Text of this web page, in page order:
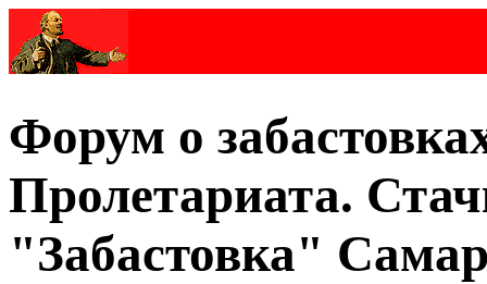
Форум о
Пролетариата.
"Забастовка"